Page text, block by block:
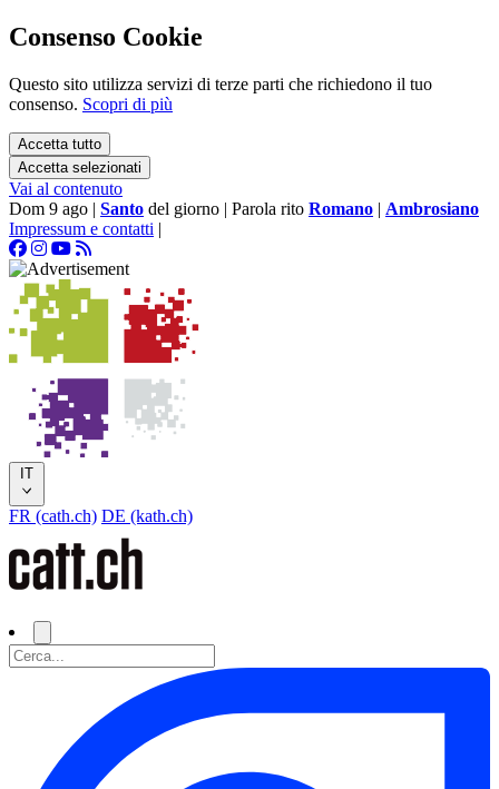
Consenso Cookie
Questo sito utilizza servizi di terze parti che richiedono il tuo
consenso. Scopri di più
Accetta tutto
Accetta selezionati
Vai al contenuto
Dom 9 ago | Santo del giorno | Parola rito Romano | Ambrosiano
Impressum e contatti |
IT
FR (cath.ch) DE (kath.ch)